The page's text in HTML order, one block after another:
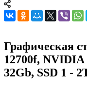
Графическая
12700f, NVIDIA
32Gb, SSD 1 -